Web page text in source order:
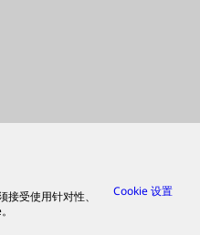
受使用针对性、
Cookie 设置